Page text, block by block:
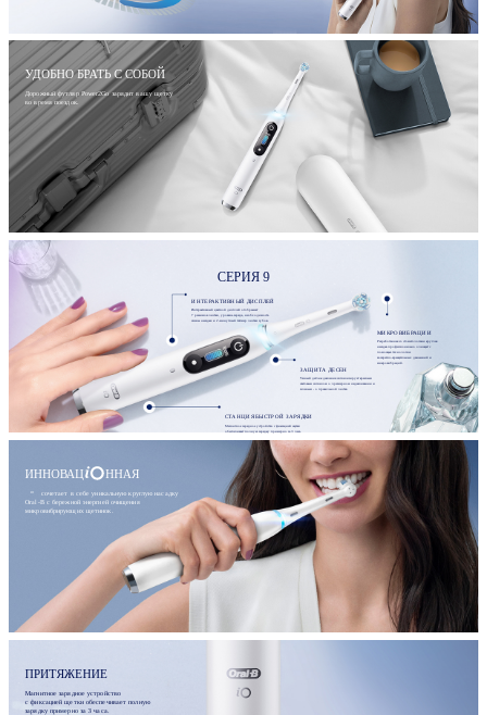
УДОБНО БРАТЬ С СОБОЙ
Дорожный футляр Power2Go зарядит вашу щетку
во время поездок.
СЕРИЯ 9
ИНТЕРАКТИВНЫЙ ДИСПЛЕЙ
Интерактивный цветной дисплей отображает
7 режимов чистки, уровень заряда, необходимость
смены насадки и 2-минутный таймер чистки зубов.
МИКРОВИБРАЦИИ
Разработанная со стоматологами круглая
насадка профессионально очищает с
помощью технологии
возвратно-вращательных движений и
микровибраций.
ЗАЩИТА ДЕСЕН
Умный датчик давления сигнализирует красным
световым сигналом о чрезмерном надавливании и
зеленым - о правильной чистке.
СТАНЦИЯ БЫСТРОЙ ЗАРЯДКИ
Магнитное зарядное устройство с фиксацией щетки
обеспечивает полную зарядку примерно за 3 часа.
ИННОВАЦ ННАЯ
сочетает в себе уникальную круглую насадку
Oral-B с бережной энергией очищения
микровибрирующих щетинок.
ПРИТЯЖЕНИЕ
Магнитное зарядное устройство
с фиксацией щетки обеспечивает полную
зарядку примерно за 3 часа.